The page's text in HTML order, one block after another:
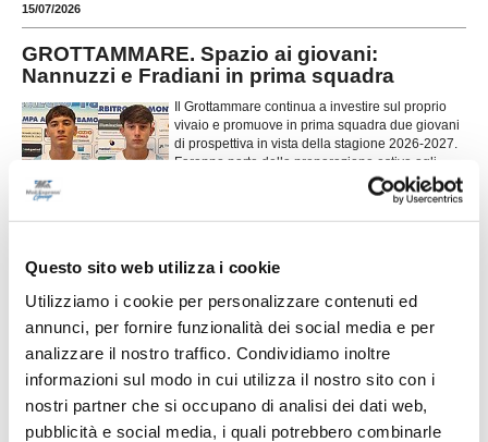
Questo sito web utilizza i cookie
Utilizziamo i cookie per personalizzare contenuti ed
annunci, per fornire funzionalità dei social media e per
analizzare il nostro traffico. Condividiamo inoltre
informazioni sul modo in cui utilizza il nostro sito con i
nostri partner che si occupano di analisi dei dati web,
pubblicità e social media, i quali potrebbero combinarle
15/07/2026
GROTTAMMARE. Spazio ai giovani:
Nannuzzi e Fradiani in prima squadra
Il Grottammare continua a investire sul proprio
vivaio e promuove in prima squadra due giovani
di prospettiva in vista della stagione 2026-2027.
Faranno parte della preparazione estiva agli
ordini dello staff tecnico il centrocampista
MONTICELLI. Conferme importanti per
Mariani Gibellieri e Mattei
che Marco Mariani Gibellieri e Giacomo Mattei
saranno due calciatori del Monticelli anche per la
prossima stagione. Entrambi si apprestano a
vivere la loro quarta stagione in biancoazzurro. -
Tr...leggi
12/07/2026